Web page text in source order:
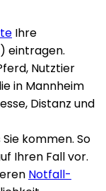
Ihre
) eintragen.
Nutztier
in Mannheim
Distanz und
kommen. So
Ihren Fall vor.
Notfall-